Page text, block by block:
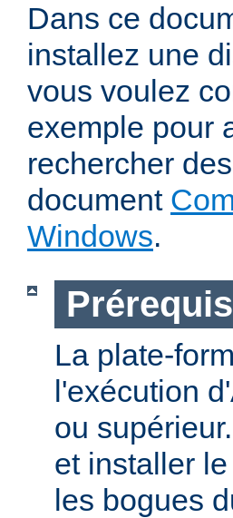
Dans ce
installez une
vous voulez
exemple pour
rechercher
document
Windows.
La plate-
l'exécution
ou
et installer
les bogues